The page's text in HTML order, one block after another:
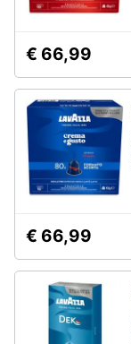
Aspirapolvere
Aspirapolvere
Vaporella
Scopa
vapore
Vedi
tutti
Elettrodomestici
in
Cucina
Friggitrice
€ 66,99
€ 66,99